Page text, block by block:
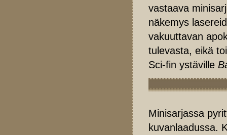
vastaava
näkemys
vakuuttavan
tulevasta, eikä
Sci-fin ystäville
Minisarjassa
kuvanlaadussa.